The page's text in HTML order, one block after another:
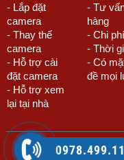
- Lắp đặt
camera
- Thay thế
camera
- Hỗ trợ cài
đặt camera
- Hỗ trợ xem
lại tại nhà
- Tư
hàng
- Chi
- Thời
- Có
đề mọi
© Copyright